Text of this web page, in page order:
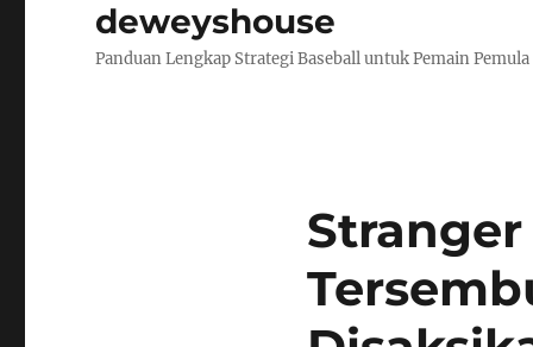
deweyshouse
Panduan Lengkap Strategi Baseball untuk Pemain Pemula